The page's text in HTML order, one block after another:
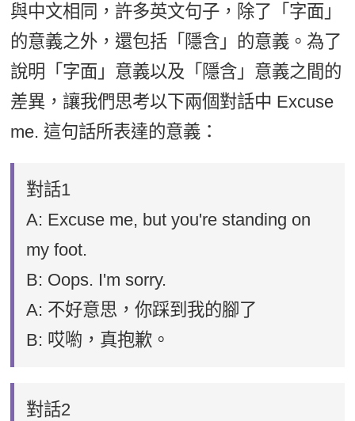
與中文相同，許多英文句子，除了「字面」
的意義之外，還包括「隱含」的意義。為了
說明「字面」意義以及「隱含」意義之間的
差異，讓我們思考以下兩個對話中 Excuse
me. 這句話所表達的意義：
對話1
A: Excuse me, but you're standing on
my foot.
B: Oops. I'm sorry.
A: 不好意思，你踩到我的腳了
B: 哎喲，真抱歉。
對話2